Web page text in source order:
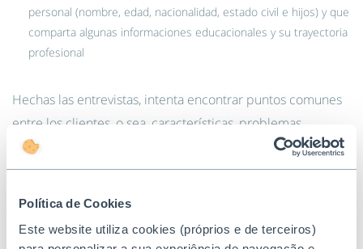
Política de Cookies
Este website utiliza cookies (próprios e de terceiros)
personal (nombre, edad, nacionalidad, estado civil e hijos) y que
comparta algunas informaciones educacionales y su trayectoria
profesional
Hechas las entrevistas, intenta encontrar puntos comunes
entre los clientes, o sea, características, problemas,
objetivos, soluciones y otras respuestas comunes que han
sido citadas. En suma, identifica detalles que indiquen que